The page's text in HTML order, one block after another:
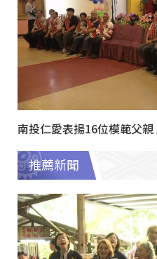
南投仁愛表揚16位模範父
推薦新聞